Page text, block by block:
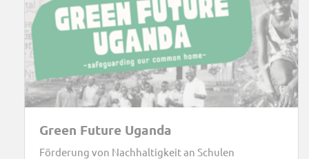
Green Future Uganda
Förderung von Nachhaltigkeit an Schulen